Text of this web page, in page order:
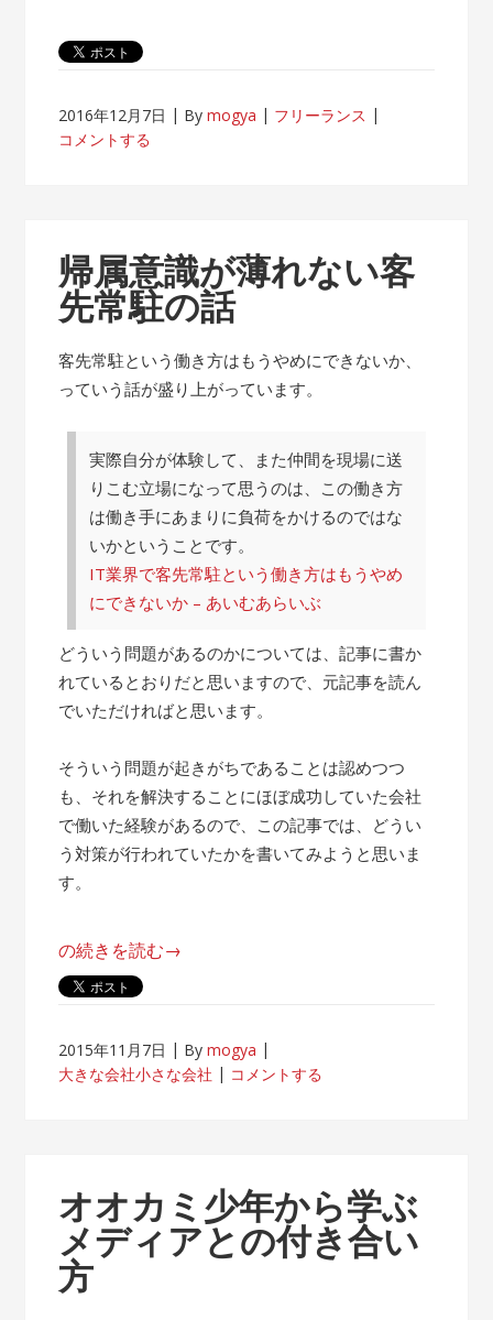
2016年12月7日 Bymogya
フリーランス
コメントする
帰属意識が薄れない客
先常駐の話
客先常駐という働き方はもうやめにできないか、
っていう話が盛り上がっています。
実際自分が体験して、また仲間を現場に送
りこむ立場になって思うのは、この働き方
は働き手にあまりに負荷をかけるのではな
いかということです。
IT業界で客先常駐という働き方はもうやめ
にできないか – あいむあらいぶ
どういう問題があるのかについては、記事に書か
れているとおりだと思いますので、元記事を読ん
でいただければと思います。
そういう問題が起きがちであることは認めつつ
も、それを解決することにほぼ成功していた会社
で働いた経験があるので、この記事では、どうい
う対策が行われていたかを書いてみようと思いま
す。
“帰
属
が
客
先
常
駐
の続きを読む→
2015年11月7日 Bymogya
大きな会社小さな会社
コメントする
オオカミ少年から学ぶ
メディアとの付き合い
方